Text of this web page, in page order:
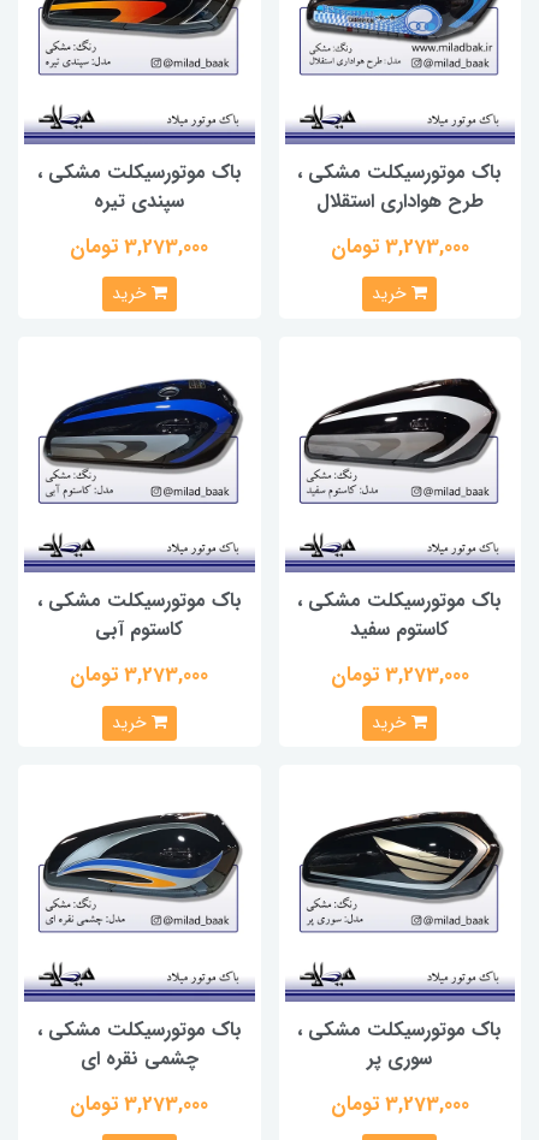
باک موتورسیکلت مشکی ،
طرح هواداری استقلال
3,273,000 تومان
خرید
باک موتورسیکلت مشکی ،
سپندی تیره
3,273,000 تومان
خرید
باک موتورسیکلت مشکی ،
کاستوم سفید
3,273,000 تومان
خرید
باک موتورسیکلت مشکی ،
کاستوم آبی
3,273,000 تومان
خرید
باک موتورسیکلت مشکی ،
سوری پر
3,273,000 تومان
باک موتورسیکلت مشکی ،
چشمی نقره ای
3,273,000 تومان